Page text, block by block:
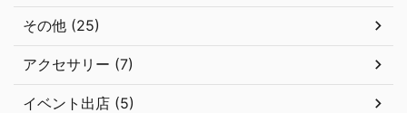
その他 (25)
アクセサリー (7)
イベント出店 (5)